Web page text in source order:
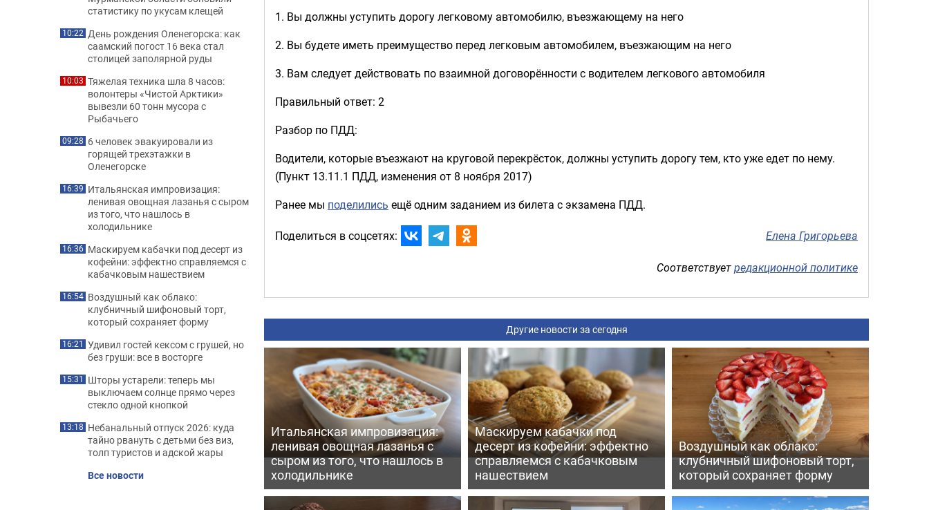
1. Вы должны уступить дорогу легковому автомобилю, въезжающему на него
2. Вы будете иметь преимущество перед легковым автомобилем, въезжающим на него
3. Вам следует действовать по взаимной договорённости с водителем легкового автомобиля
Правильный ответ: 2
Разбор по ПДД:
Водители, которые въезжают на круговой перекрёсток, должны уступить дорогу тем, кто уже едет по нему.
(Пункт 13.11.1 ПДД, изменения от 8 ноября 2017)
Ранее мы поделились ещё одним заданием из билета с экзамена ПДД.
Поделиться в соцсетях: Елена Григорьева
Соответствуетредакционной политике
Другие новости за сегодня
Итальянская импровизация:
ленивая овощная лазанья с
сыром из того, что нашлось в
холодильнике
Маскируем кабачки под
десерт из кофейни: эффектно
справляемся с кабачковым
нашествием
Воздушный как облако:
клубничный шифоновый торт,
который сохраняет форму
статистику по укусам клещей
10:22 День рождения Оленегорска: как
саамский погост 16 века стал
столицей заполярной руды
10:03 Тяжелая техника шла 8 часов:
волонтеры «Чистой Арктики»
вывезли 60 тонн мусора с
Рыбачьего
09:28 6 человек эвакуировали из
горящей трехэтажки в
Оленегорске
16:39 Итальянская импровизация:
ленивая овощная лазанья с сыром
из того, что нашлось в
холодильнике
16:36 Маскируем кабачки под десерт из
кофейни: эффектно справляемся с
кабачковым нашествием
16:54 Воздушный как облако:
клубничный шифоновый торт,
который сохраняет форму
16:21 Удивил гостей кексом с грушей, но
без груши: все в восторге
15:31 Шторы устарели: теперь мы
выключаем солнце прямо через
стекло одной кнопкой
13:18 Небанальный отпуск 2026: куда
тайно рвануть с детьми без виз,
толп туристов и адской жары
Все новости